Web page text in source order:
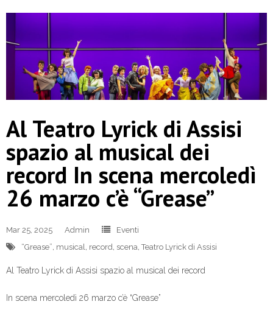
Al Teatro Lyrick di Assisi
spazio al musical dei
record In scena mercoledì
26 marzo c’è “Grease”
Mar 25, 2025 Admin
Eventi
“Grease”, musical, record, scena,Teatro Lyrick di Assisi
Al Teatro Lyrick di Assisi spazio al musical dei record
In scena mercoledì 26 marzo c’è “Grease”